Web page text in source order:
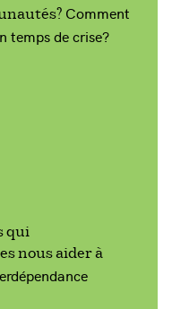
Comment
temps de crise?
qui
nous aider à